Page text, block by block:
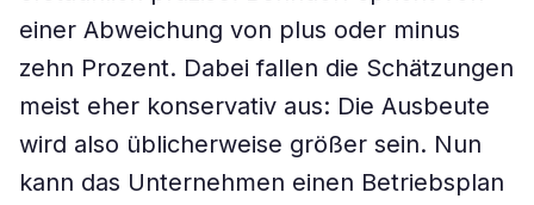
einer Abweichung von plus oder minus
zehn Prozent. Dabei fallen die Schätzungen
meist eher konservativ aus: Die Ausbeute
wird also üblicherweise größer sein. Nun
kann das Unternehmen einen Betriebsplan